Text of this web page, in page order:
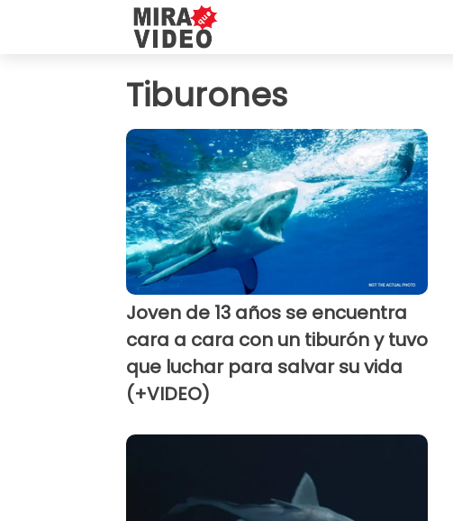
Tiburones
Joven de 13 años se encuentra
cara a cara con un tiburón y tuvo
que luchar para salvar su vida
(+VIDEO)